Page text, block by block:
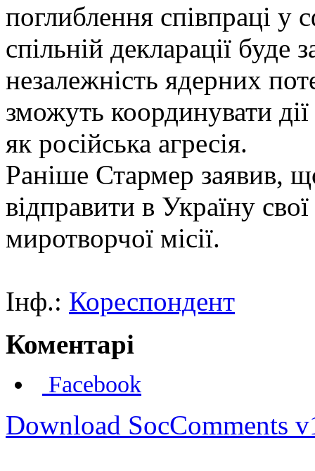
поглиблення співпраці у
спільній декларації
незалежність ядерних
зможуть координувати
як російська агресія.
Раніше Стармер заявив,
відправити в Україну
миротворчої місії.
Інф.: Кореспондент
Коментарі
Facebook
Download SocComments